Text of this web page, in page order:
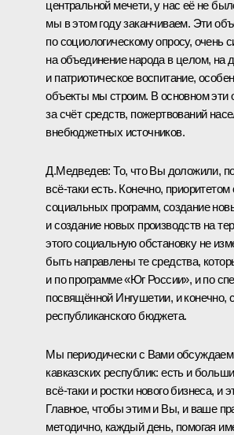
центральной мечети, у нас её не
мы в этом году заканчиваем. Эти
по социологическому опросу, очень
на объединение народа в целом, на
и патриотическое воспитание,
объекты мы строим. В основном эти
за счёт средств, пожертвований
внебюджетных источников.
Д.Медведев: То, что Вы доложили,
всё‑таки есть. Конечно,
социальных программ, создание
и создание новых производств на
этого социальную обстановку не
быть направлены те средства,
и по программе «Юг России», и по
посвящённой Ингушетии, и конечно,
республиканского бюджета.
Мы периодически с Вами обсуждаем,
кавказских республик: есть и
всё‑таки и ростки нового бизнеса, и
Главное, чтобы этим и Вы, и ваше
методично, каждый день, помогая